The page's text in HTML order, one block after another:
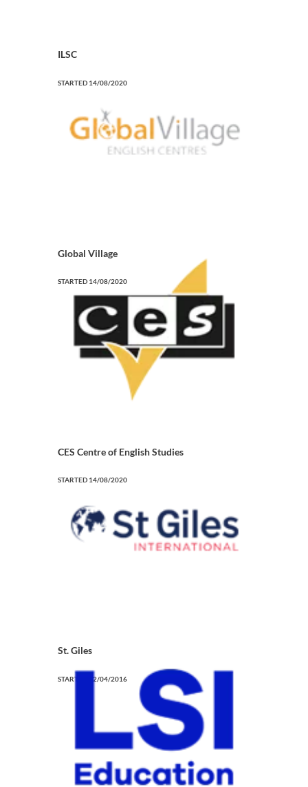
ILSC
STARTED14/08/2020
Global Village
STARTED14/08/2020
CES Centre of English Studies
STARTED14/08/2020
St. Giles
STARTED 12/04/2016